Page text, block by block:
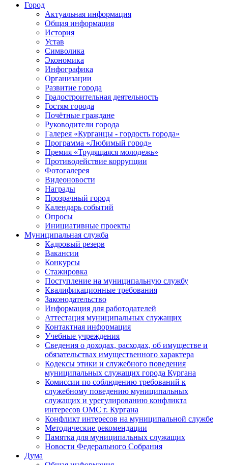
Город
Актуальная информация
Общая информация
История
Устав
Символика
Экономика
Инфографика
Организации
Развитие города
Градостроительная деятельность
Гостям города
Почётные граждане
Руководители города
Галерея «Курганцы - гордость города»
Программа «Любимый город»
Премия «Трудящаяся молодежь»
Противодействие коррупции
Фотогалерея
Видеоновости
Награды
Прозрачный город
Календарь событий
Опросы
Инициативные проекты
Муниципальная служба
Кадровый резерв
Вакансии
Конкурсы
Стажировка
Поступление на муниципальную службу
Квалификационные требования
Законодательство
Информация для работодателей
Аттестация муниципальных служащих
Контактная информация
Учебные учреждения
Сведения о доходах, расходах, об имуществе и
обязательствах имущественного характера
Кодексы этики и служебного поведения
муниципальных служащих города Кургана
Комиссии по соблюдению требований к
служебному поведению муниципальных
служащих и урегулированию конфликта
интересов ОМС г. Кургана
Конфликт интересов на муниципальной службе
Методические рекомендации
Памятка для муниципальных служащих
Новости Федерального Cобрания
Дума